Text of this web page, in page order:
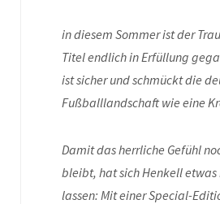
in diesem Sommer ist der
Titel endlich in Erfüllung
ist sicher und schmückt die
Fußballlandschaft wie eine
Damit das herrliche Gefühl
bleibt, hat sich Henkell
lassen: Mit einer Special-